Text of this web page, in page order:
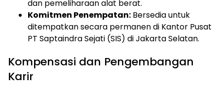
dan pemeliharaan alat berat.
Komitmen Penempatan: Bersedia untuk
ditempatkan secara permanen di Kantor Pusat
PT Saptaindra Sejati (SIS) di Jakarta Selatan.
Kompensasi dan Pengembangan
Karir